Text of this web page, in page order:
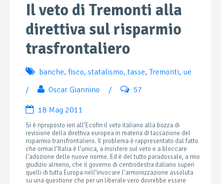
Il veto di Tremonti alla
direttiva sul risparmio
trasfrontaliero
banche, fisco, statalismo, tasse, Tremonti, ue
/
Oscar Giannino / 57
18 Mag 2011
Si è riproposto ieri all’Ecofin il veto italiano alla bozza di
revisione della direttiva europea in materia di tassazione del
risparmio transfrontaliero. Il problema è rappresentato dal fatto
che ormai l’Italia è l’unica, a insistere sul veto e a bloccare
l’adozione delle nuove norme. Ed è del tutto paradossale, a mio
giudizio almeno, che il governo di centrodestra italiano superi
quelli di tutta Europa nell’invocare l’armonizzazione assoluta
su una questione che per un liberale vero dovrebbe essere